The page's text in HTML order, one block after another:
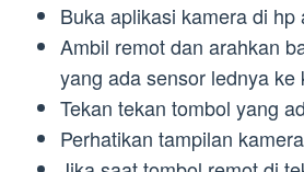
Buka aplikasi kamera di hp
Ambil remot dan arahkan
yang ada sensor lednya ke
Tekan tekan tombol yang
Perhatikan tampilan